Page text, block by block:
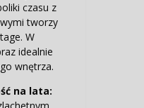
czasu z
tworzy
W
idealnie
wnętrza.
na lata: